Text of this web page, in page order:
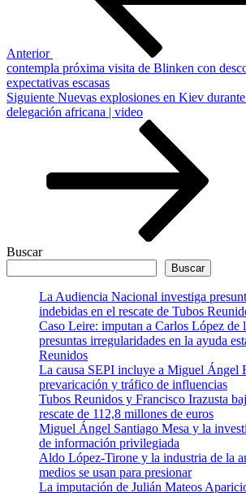
Anterior
contempla próxima visita de Blinken con
expectativas escasas
Siguiente
entrada
Siguiente Nuevas explosiones en Kiev
delegación africana | video
Buscar
Buscar
La Audiencia Nacional investiga
indebidas en el rescate de Tubos
Caso Leire: imputan a Carlos López de
presuntas irregularidades en la ayuda
Reunidos
La causa SEPI incluye a Miguel Ángel
prevaricación y tráfico de influencias
Tubos Reunidos y Francisco Irazusta
rescate de 112,8 millones de euros
Miguel Ángel Santiago Mesa y la
de información privilegiada
Aldo López-Tirone y la industria de la
medios se usan para presionar
La imputación de Julián Mateos